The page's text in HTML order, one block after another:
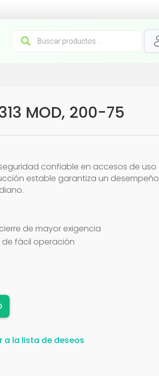
Búsqueda
productos
MOD, 200-75
confiable en accesos de uso
estable garantiza un desempeño
de mayor exigencia
de fácil operación
a la lista de deseos